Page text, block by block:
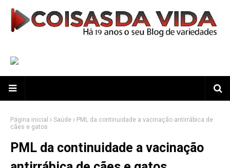
Página inicial Saúde
PML da continuidade a vacinação antirrábica de
cães e gatos
PML da continuidade a vacinação